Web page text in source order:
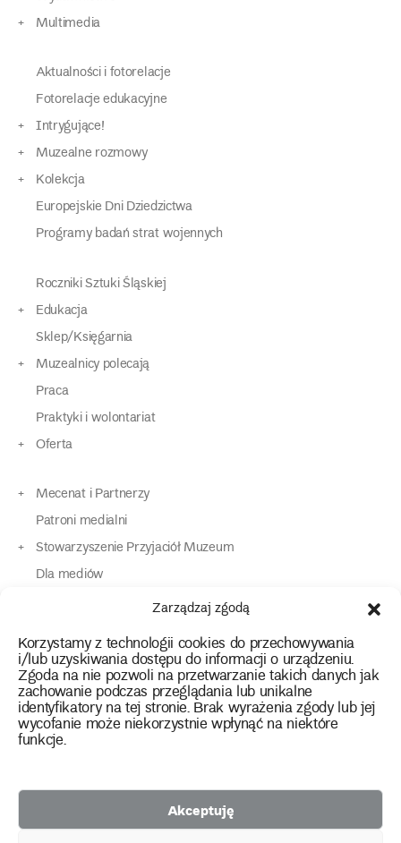
Zarządzaj zgodą
Korzystamy z technologii cookies do przechowywania
i/lub uzyskiwania dostępu do informacji o urządzeniu.
Zgoda na nie pozwoli na przetwarzanie takich danych jak
zachowanie podczas przeglądania lub unikalne
identyfikatory na tej stronie. Brak wyrażenia zgody lub jej
wycofanie może niekorzystnie wpłynąć na niektóre
funkcje.
Akceptuję
Multimedia
Aktualności i fotorelacje
Fotorelacje edukacyjne
Intrygujące!
Muzealne rozmowy
Kolekcja
Europejskie Dni Dziedzictwa
Programy badań strat wojennych
Roczniki Sztuki Śląskiej
Edukacja
Sklep/Księgarnia
Muzealnicy polecają
Praca
Praktyki i wolontariat
Oferta
Mecenat i Partnerzy
Patroni medialni
Stowarzyszenie Przyjaciół Muzeum
Dla mediów
Dla osób o specjalnych potrzebach
Kontakt
instagram
twitterfacebookyoutube
tiktok
2026 Copyright by Muzeum Narodowe we Wrocławiu
Polityka prywatności